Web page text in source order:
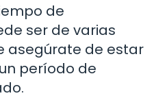
de
ser de varias
asegúrate de estar
período de